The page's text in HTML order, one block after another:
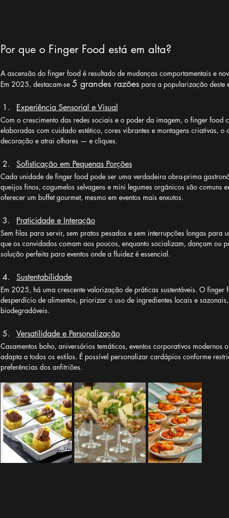
Por que o Finger Food está em alta?
A ascensão do finger food é resultado de mudanças comportamentais e
Em 2025, destacam-se 5 grandes razões para a popularização deste
Experiência Sensorial e Visual
Com o crescimento das redes sociais e o poder da imagem, o finger food
elaboradas com cuidado estético, cores vibrantes e montagens criativas,
decoração e atrai olhares — e cliques.
Sofisticação em Pequenas Porções
Cada unidade de finger food pode ser uma verdadeira obra-prima
queijos finos, cogumelos selvagens e mini legumes orgânicos são comuns
oferecer um buffet gourmet, mesmo em eventos mais enxutos.
Praticidade e Interação
Sem filas para servir, sem pratos pesados e sem interrupções longas
que os convidados comam aos poucos, enquanto socializam, dançam ou
solução perfeita para eventos onde a fluidez é essencial.
Sustentabilidade
Em 2025, há uma crescente valorização de práticas sustentáveis. O
desperdício de alimentos, priorizar o uso de ingredientes locais e
biodegradáveis.
Versatilidade e Personalização
Casamentos boho, aniversários temáticos, eventos corporativos
adapta a todos os estilos. É possível personalizar cardápios conforme
preferências dos anfitriões.